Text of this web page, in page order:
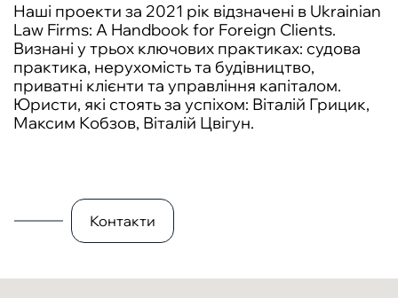
Наші проекти за 2021 рік відзначені в Ukrainian
Law Firms: A Handbook for Foreign Clients.
Визнані у трьох ключових практиках: судова
практика, нерухомість та будівництво,
приватні клієнти та управління капіталом.
Юристи, які стоять за успіхом: Віталій Грицик,
Максим Кобзов, Віталій Цвігун.
Контакти